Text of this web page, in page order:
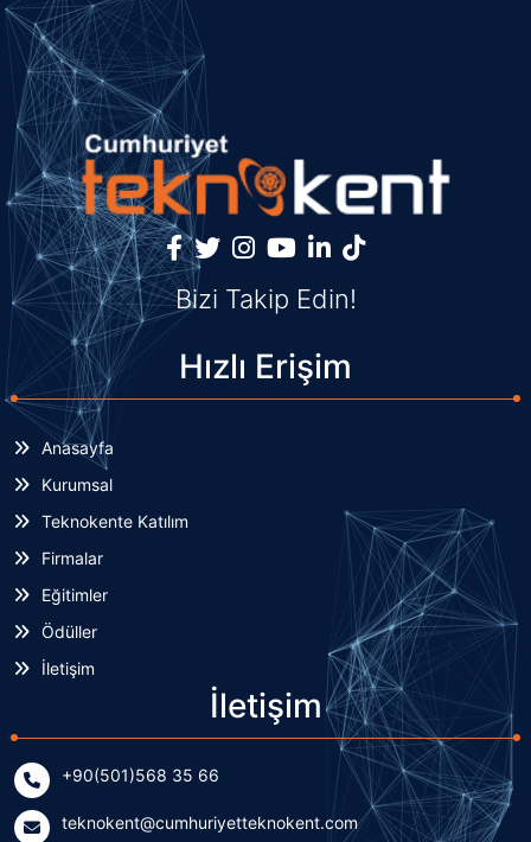
Bizi Takip Edin!
Hızlı Erişim
Anasayfa
Kurumsal
Teknokente Katılım
Firmalar
Eğitimler
Ödüller
İletişim
İletişim
+90(501)568 35 66
teknokent@cumhuriyetteknokent.com